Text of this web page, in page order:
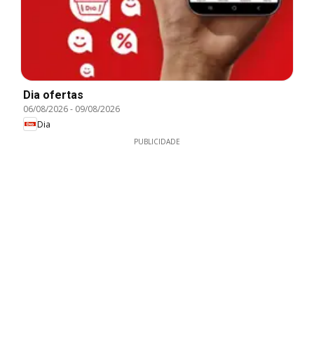
Dia ofertas
06/08/2026- 09/08/2026
Dia
PUBLICIDADE